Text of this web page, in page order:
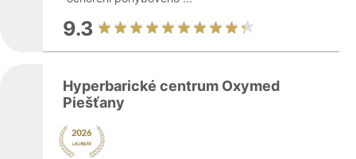
9.3
Hyperbarické centrum Oxymed
Piešťany